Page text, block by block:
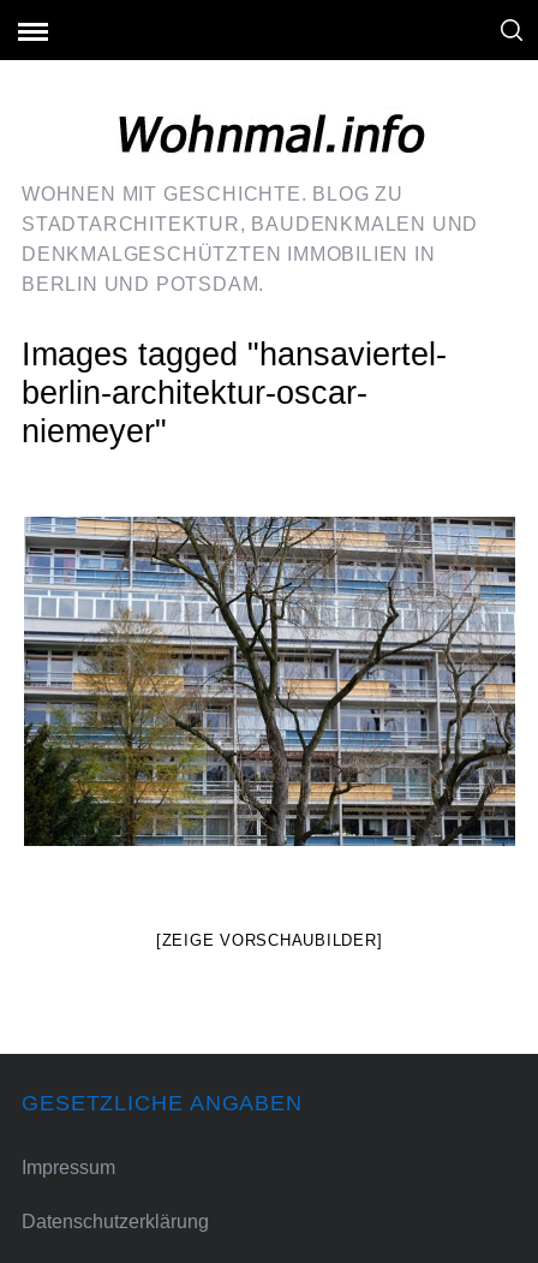
WOHNEN MIT GESCHICHTE. BLOG ZU
STADTARCHITEKTUR, BAUDENKMALEN UND
DENKMALGESCHÜTZTEN IMMOBILIEN IN
BERLIN UND POTSDAM.
Images tagged "hansaviertel-
berlin-architektur-oscar-
niemeyer"
[ZEIGE VORSCHAUBILDER]
GESETZLICHE ANGABEN
Impressum
Datenschutzerklärung